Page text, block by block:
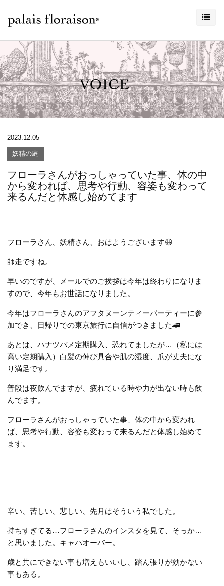
2023.12.05
妖精の庭
フローラさんがおっしゃっていた事、体の中
から変われば、思考や行動、容姿も変わって
来るんだと体感し始めてます
フローラさん、妖精さん、おはようございます😃
師走ですね。
早いのですが、メールでのご挨拶は今年は終わりになりま
すので、今年もお世話になりました。
今年はフローラさんのアフタヌーンティーパーティーに参
加でき、日帰りでの東京旅行に自信がつきました🚄
あとは、ハナツバメ定期購入、恐れてましたが…（私には
高い定期購入）白髪の伸び具合や肌の湿度、爪が丈夫にな
り満足です。
普段は夜飲んでますが、疲れている時や力が出ない時も飲
んでます。
フローラさんがおっしゃっていた事、体の中から変われ
ば、思考や行動、容姿も変わって来るんだと体感し始めて
ます。
辛い、苦しい、悲しい、先月はそういう私でした。
持ちすぎてる…フローラさんのインスタを見て、そっか…
と思いました。キャパオーバー。
歳と共にできない事も増えもいいし、踏ん張りが効かない
事もある。